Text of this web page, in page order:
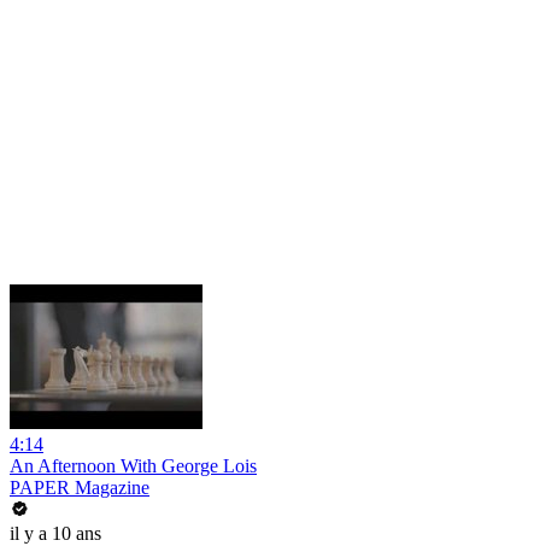
4:14
An Afternoon With George Lois
PAPER Magazine
il y a 10 ans